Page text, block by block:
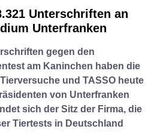
Unterschriften an
Unterfranken
gegen den
am Kaninchen haben die
und TASSO heute
von Unterfranken
sich der Sitz der Firma, die
Tiertests in Deutschland